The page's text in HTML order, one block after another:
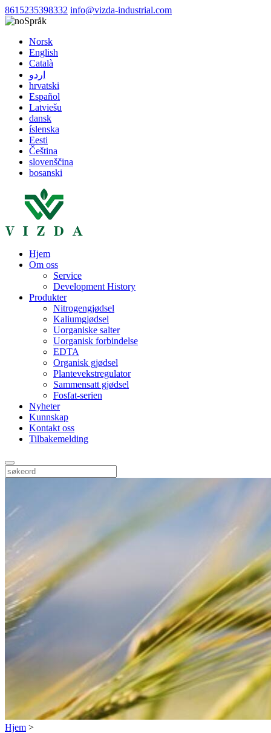
8615235398332 info@vizda-industrial.com
Språk
Norsk
English
Català
اردو
hrvatski
Español
Latviešu
dansk
íslenska
Eesti
Čeština
slovenščina
bosanski
Hjem
Om oss
Service
Development History
Produkter
Nitrogengjødsel
Kaliumgjødsel
Uorganiske salter
Uorganisk forbindelse
EDTA
Organisk gjødsel
Plantevekstregulator
Sammensatt gjødsel
Fosfat-serien
Nyheter
Kunnskap
Kontakt oss
Tilbakemelding
Hjem >